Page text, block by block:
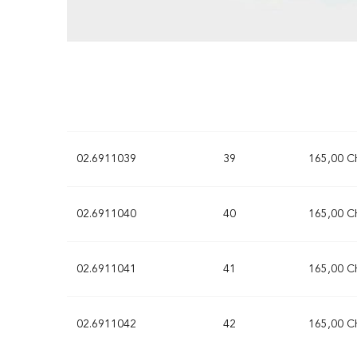
02.6911039 39 165,00
02.6911040 40 165,00
02.6911041 41 165,00
02.6911042 42 165,00